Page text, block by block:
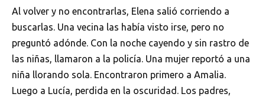
Al volver y no encontrarlas, Elena salió corriendo a
buscarlas. Una vecina las había visto irse, pero no
preguntó adónde. Con la noche cayendo y sin rastro de
las niñas, llamaron a la policía. Una mujer reportó a una
niña llorando sola. Encontraron primero a Amalia.
Luego a Lucía, perdida en la oscuridad. Los padres,